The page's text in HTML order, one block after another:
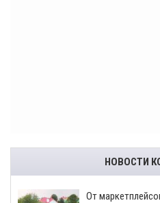
НОВОСТИ
От